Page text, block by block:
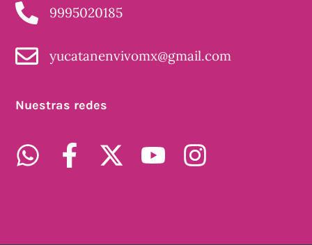
9995020185
yucatanenvivomx@gmail.com
Nuestras redes